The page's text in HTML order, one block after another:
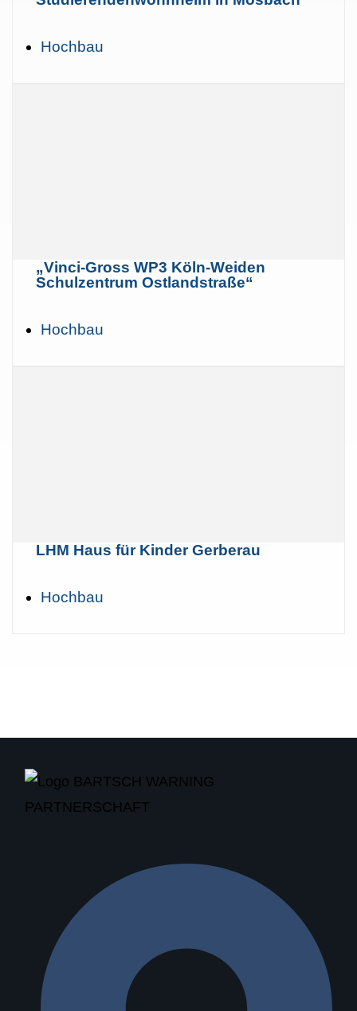
Hochbau
„Vinci-Gross WP3 Köln-Weiden
Schulzentrum Ostlandstraße“
Hochbau
LHM Haus für Kinder Gerberau
Hochbau